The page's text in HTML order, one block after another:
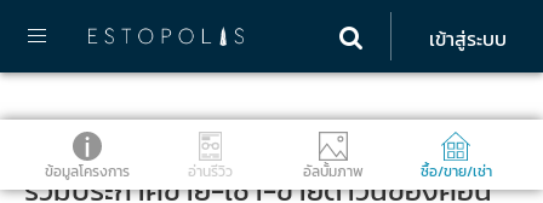
เข้าสู่ระบบ
ข้อมูลโครงการ อ่านรีวิว อัลบั้มภาพ ซื้อ/ขาย/เช่า
รวมประกาศขาย-เช่า-ขายดาวน์ของคอน